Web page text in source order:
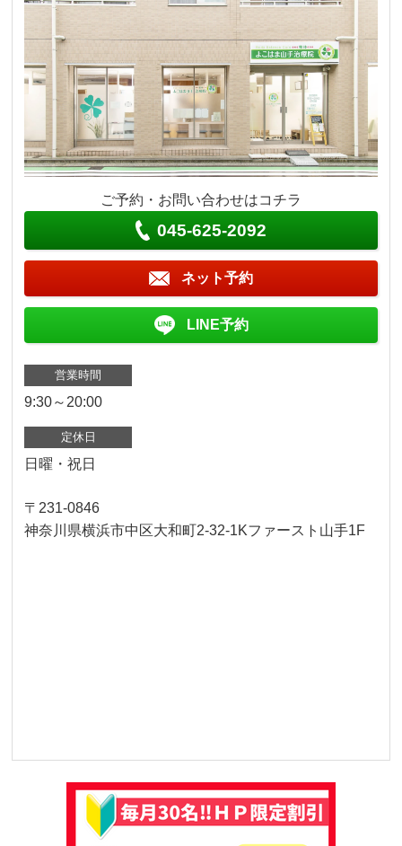
ご予約・お問い合わせはコチラ
045-625-2092
ネット予約
LINE予約
営業時間
9:30～20:00
定休日
日曜・祝日
〒231-0846
神奈川県横浜市中区大和町2-32-1Kファースト山手1F